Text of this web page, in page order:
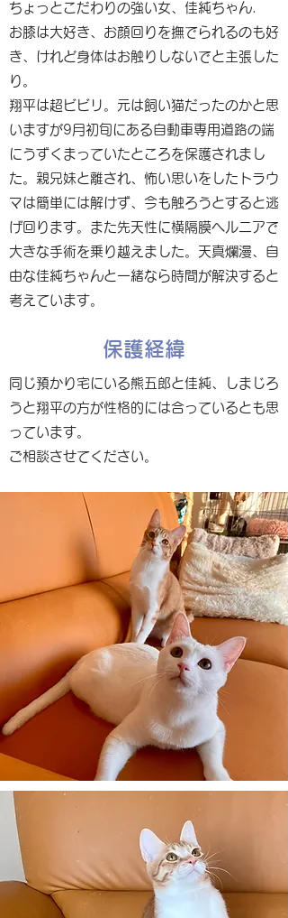
ちょっとこだわりの強い女、佳純ちゃん.
お膝は大好き、お顔回りを撫でられるのも好
き、けれど身体はお触りしないでと主張した
り。
翔平は超ビビリ。元は飼い猫だったのかと思
いますが9月初旬にある自動車専用道路の端
にうずくまっていたところを保護されまし
た。親兄妹と離され、怖い思いをしたトラウ
マは簡単には解けず、今も触ろうとすると逃
げ回ります。また先天性に横隔膜ヘルニアで
大きな手術を乗り越えました。天真爛漫、自
由な佳純ちゃんと一緒なら時間が解決すると
考えています。
保護経緯
同じ預かり宅にいる熊五郎と佳純、しまじろ
うと翔平の方が性格的には合っているとも思
っています。
ご相談させてください。